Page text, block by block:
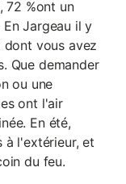
72 %ont un
Jargeau il y
vous avez
Que demander
ou une
ont l'air
En été,
à l'extérieur, et
du feu.